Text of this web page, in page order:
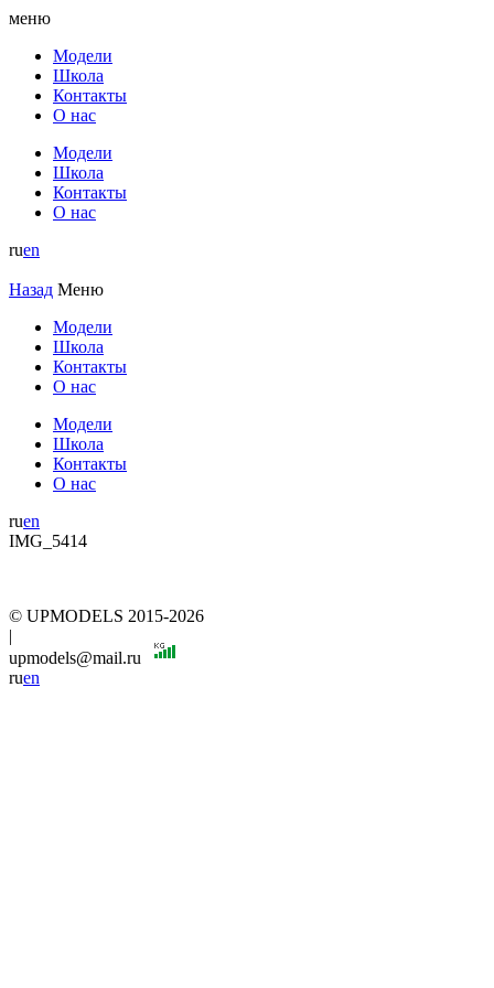
меню
Модели
Школа
Контакты
О нас
Модели
Школа
Контакты
О нас
ruen
Назад Меню
Модели
Школа
Контакты
О нас
Модели
Школа
Контакты
О нас
ruen
IMG_5414
© UPMODELS 2015-2026
|
upmodels@mail.ru
ruen